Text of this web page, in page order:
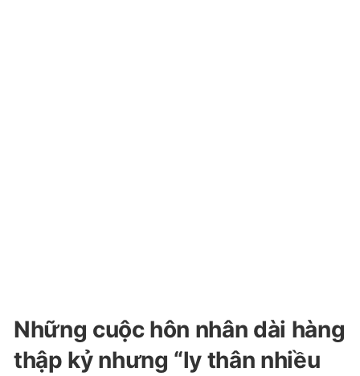
Những cuộc hôn nhân dài hàng
thập kỷ nhưng “ly thân nhiều